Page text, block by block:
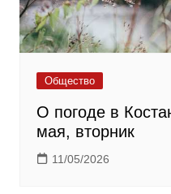
Общество
О погоде в
мая, вторник
11/05/2026